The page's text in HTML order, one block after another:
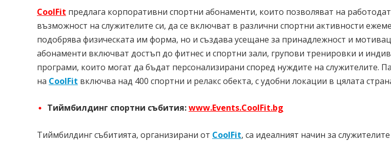
CoolFit предлага корпоративни спортни абонаменти, които позволяват на
възможност на служителите си, да се включват в различни спортни активности
подобрява физическата им форма, но и създава усещане за принадлежност и
абонаменти включват достъп до фитнес и спортни зали, групови тренировки и
програми, които могат да бъдат персонализирани според нуждите на служителите.
на CoolFit включва над 400 спортни и релакс обекта, с удобни локации в цялата
Тиймбилдинг спортни събития:www.Events.CoolFit.bg
Тиймбилдинг събитията, организирани от CoolFit, са идеалният начин за